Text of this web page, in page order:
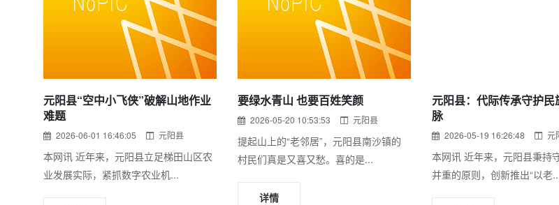
元阳县“空中小飞侠”破解山地作业
难题
2026-06-01 16:46:05 元阳县
本网讯 近年来，元阳县立足梯田山区农
业发展实际，紧抓数字农业机...
要绿水青山 也要百姓笑颜
2026-05-20 10:53:53 元阳县
提起山上的“老邻居”，元阳县南沙镇的
村民们真是又喜又愁。喜的是...
详情
元阳县：代际传承守护民
脉
2026-05-19 16:26:48 元
本网讯 近年来，元阳县秉持
并重的原则，创新推出“以老